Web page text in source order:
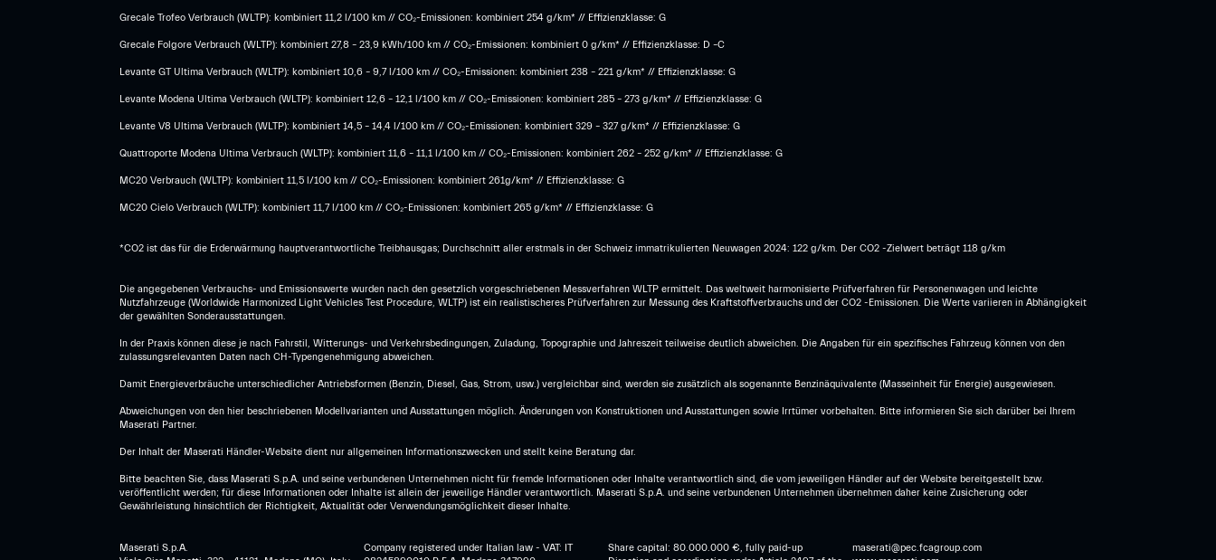
Grecale Trofeo Verbrauch (WLTP): kombiniert 11,2 l/100 km // CO₂-Emissionen: kombiniert 254 g/km* // Effizienzklasse: G
Grecale Folgore Verbrauch (WLTP): kombiniert 27,8 – 23,9 kWh/100 km // CO₂-Emissionen: kombiniert 0 g/km* // Effizienzklasse: D –C
Levante GT Ultima Verbrauch (WLTP): kombiniert 10,6 – 9,7 l/100 km // CO₂-Emissionen: kombiniert 238 – 221 g/km* // Effizienzklasse: G
Levante Modena Ultima Verbrauch (WLTP): kombiniert 12,6 – 12,1 l/100 km // CO₂-Emissionen: kombiniert 285 – 273 g/km* // Effizienzklasse: G
Levante V8 Ultima Verbrauch (WLTP): kombiniert 14,5 – 14,4 l/100 km // CO₂-Emissionen: kombiniert 329 – 327 g/km* // Effizienzklasse: G
Quattroporte Modena Ultima Verbrauch (WLTP): kombiniert 11,6 – 11,1 l/100 km // CO₂-Emissionen: kombiniert 262 – 252 g/km* // Effizienzklasse: G
MC20 Verbrauch (WLTP): kombiniert 11,5 l/100 km // CO₂-Emissionen: kombiniert 261g/km* // Effizienzklasse: G
MC20 Cielo Verbrauch (WLTP): kombiniert 11,7 l/100 km // CO₂-Emissionen: kombiniert 265 g/km* // Effizienzklasse: G
*CO2 ist das für die Erderwärmung hauptverantwortliche Treibhausgas; Durchschnitt aller erstmals in der Schweiz immatrikulierten Neuwagen 2024: 122 g/km. Der CO2 -Zielwert beträgt 118 g/km
Die angegebenen Verbrauchs- und Emissionswerte wurden nach den gesetzlich vorgeschriebenen Messverfahren WLTP ermittelt. Das weltweit harmonisierte Prüfverfahren für Personenwagen und leichte
Nutzfahrzeuge (Worldwide Harmonized Light Vehicles Test Procedure, WLTP) ist ein realistischeres Prüfverfahren zur Messung des Kraftstoffverbrauchs und der CO2 -Emissionen. Die Werte variieren in Abhängigkeit
der gewählten Sonderausstattungen.
In der Praxis können diese je nach Fahrstil, Witterungs- und Verkehrsbedingungen, Zuladung, Topographie und Jahreszeit teilweise deutlich abweichen. Die Angaben für ein spezifisches Fahrzeug können von den
zulassungsrelevanten Daten nach CH-Typengenehmigung abweichen.
Damit Energieverbräuche unterschiedlicher Antriebsformen (Benzin, Diesel, Gas, Strom, usw.) vergleichbar sind, werden sie zusätzlich als sogenannte Benzinäquivalente (Masseinheit für Energie) ausgewiesen.
Abweichungen von den hier beschriebenen Modellvarianten und Ausstattungen möglich. Änderungen von Konstruktionen und Ausstattungen sowie Irrtümer vorbehalten. Bitte informieren Sie sich darüber bei Ihrem
Maserati Partner.
Der Inhalt der Maserati Händler-Website dient nur allgemeinen Informationszwecken und stellt keine Beratung dar.
Bitte beachten Sie, dass Maserati S.p.A. und seine verbundenen Unternehmen nicht für fremde Informationen oder Inhalte verantwortlich sind, die vom jeweiligen Händler auf der Website bereitgestellt bzw.
veröffentlicht werden; für diese Informationen oder Inhalte ist allein der jeweilige Händler verantwortlich. Maserati S.p.A. und seine verbundenen Unternehmen übernehmen daher keine Zusicherung oder
Gewährleistung hinsichtlich der Richtigkeit, Aktualität oder Verwendungsmöglichkeit dieser Inhalte.
Maserati S.p.A.
Company registered under Italian law - VAT: IT
Share capital: 80.000.000 €, fully paid-up
maserati@pec.fcagroup.com